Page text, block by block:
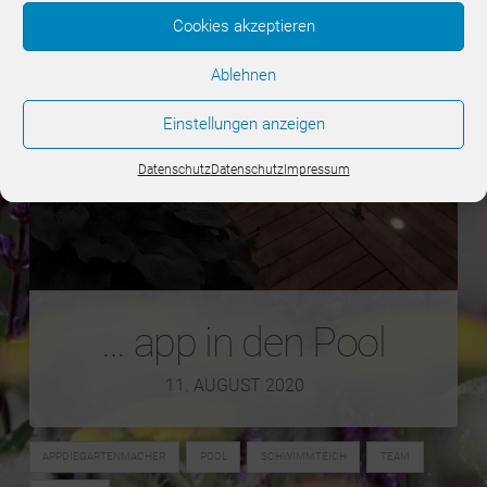
Cookies akzeptieren
Ablehnen
Einstellungen anzeigen
DatenschutzDatenschutzImpressum
… app in den Pool
11. AUGUST 2020
APPDIEGARTENMACHER POOL SCHWIMMTEICH TEAM